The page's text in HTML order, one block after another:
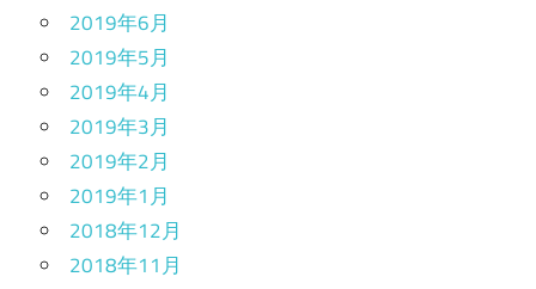
2019年6月
2019年5月
2019年4月
2019年3月
2019年2月
2019年1月
2018年12月
2018年11月